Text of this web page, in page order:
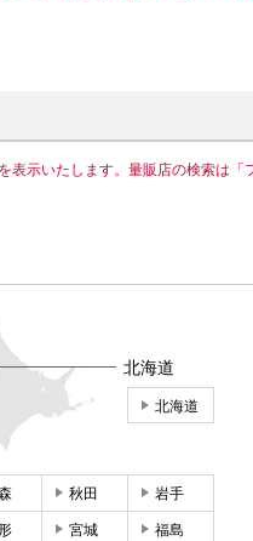
表示いたします。量販店の検索は「
北海道
北海道
秋田 岩手
宮城 福島